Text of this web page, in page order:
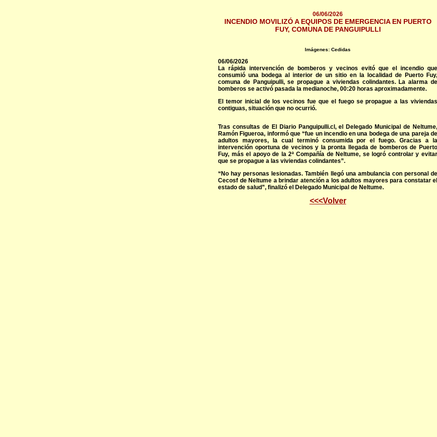
06/06/2026
INCENDIO MOVILIZÓ A EQUIPOS DE EMERGENCIA EN PUERTO
FUY, COMUNA DE PANGUIPULLI
Imágenes: Cedidas
06/06/2026
La rápida intervención de bomberos y vecinos evitó que el incendio que
consumió una bodega al interior de un sitio en la localidad de Puerto Fuy,
comuna de Panguipulli, se propague a viviendas colindantes. La alarma de
bomberos se activó pasada la medianoche, 00:20 horas aproximadamente.
El temor inicial de los vecinos fue que el fuego se propague a las viviendas
contiguas, situación que no ocurrió.
Tras consultas de El Diario Panguipulli.cl, el Delegado Municipal de Neltume,
Ramón Figueroa, informó que “fue un incendio en una bodega de una pareja de
adultos mayores, la cual terminó consumida por el fuego. Gracias a la
intervención oportuna de vecinos y la pronta llegada de bomberos de Puerto
Fuy, más el apoyo de la 2ª Compañía de Neltume, se logró controlar y evitar
que se propague a las viviendas colindantes”.
“No hay personas lesionadas. También llegó una ambulancia con personal de
Cecosf de Neltume a brindar atención a los adultos mayores para constatar el
estado de salud”, finalizó el Delegado Municipal de Neltume.
<<<Volver